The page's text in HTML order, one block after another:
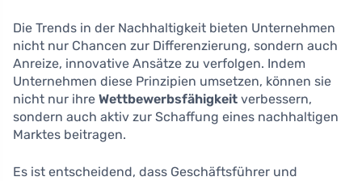
Die Trends in der Nachhaltigkeit bieten Unternehmen
nicht nur Chancen zur Differenzierung, sondern auch
Anreize, innovative Ansätze zu verfolgen. Indem
Unternehmen diese Prinzipien umsetzen, können sie
nicht nur ihre Wettbewerbsfähigkeit verbessern,
sondern auch aktiv zur Schaffung eines nachhaltigen
Marktes beitragen.
Es ist entscheidend, dass Geschäftsführer und